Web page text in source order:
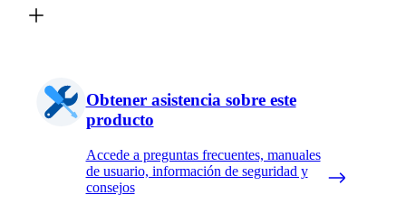
Obtener asistencia sobre este
producto
Accede a preguntas frecuentes, manuales
de usuario, información de seguridad y
consejos